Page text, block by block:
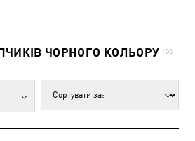
ЧОРНОГО КОЛЬОРУ 100